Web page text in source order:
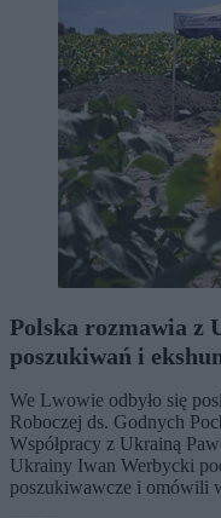
Polska rozmawia z
poszukiwań i
We Lwowie odbyło się
Roboczej ds. Godnych
Współpracy z Ukrainą
Ukrainy Iwan Werbycki
poszukiwawcze i omówili